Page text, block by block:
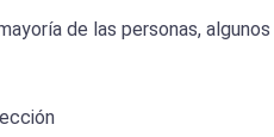
de las personas,